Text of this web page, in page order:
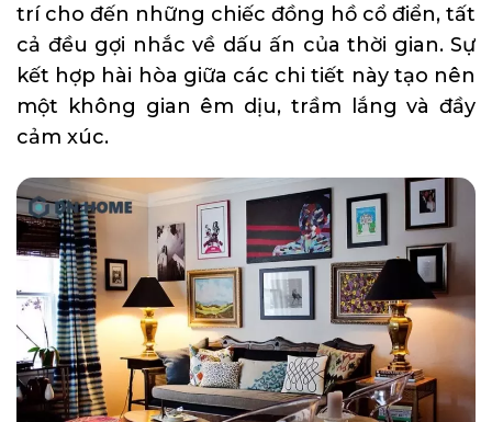
trí cho đến những chiếc đồng hồ cổ điển, tất
cả đều gợi nhắc về dấu ấn của thời gian. Sự
kết hợp hài hòa giữa các chi tiết này tạo nên
một không gian êm dịu, trầm lắng và đầy
cảm xúc.